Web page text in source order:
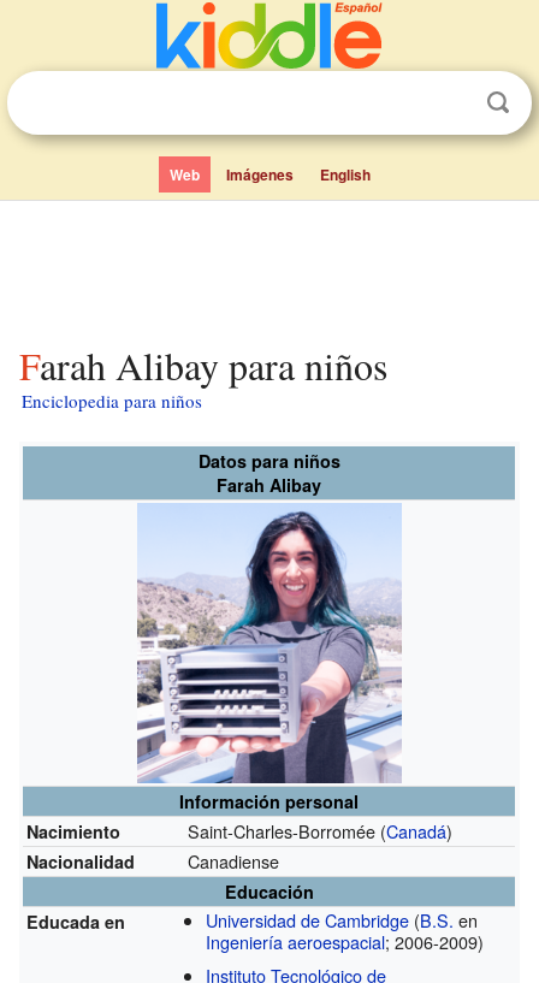
Web Imágenes English
Farah Alibay para niños
Enciclopedia para niños
Datos para niños
Farah Alibay
Información personal
Nacimiento
Saint-Charles-Borromée (Canadá)
Nacionalidad Canadiense
Educación
Educada en
Universidad de Cambridge (B.S. en
Ingeniería aeroespacial; 2006-2009)
Instituto Tecnológico de